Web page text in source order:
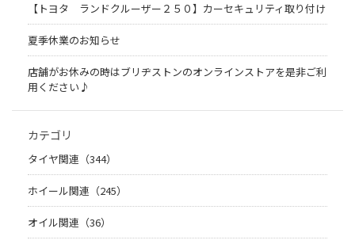
【トヨタ ランドクルーザー２５０】カーセキュリティ取り付け
夏季休業のお知らせ
店舗がお休みの時はブリヂストンのオンラインストアを是非ご利
用ください♪
カテゴリ
タイヤ関連（344）
ホイール関連（245）
オイル関連（36）